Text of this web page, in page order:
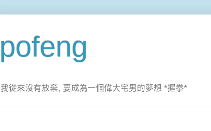
pofeng
我從來沒有放棄, 要成為一個偉大宅男的夢想 *握拳*